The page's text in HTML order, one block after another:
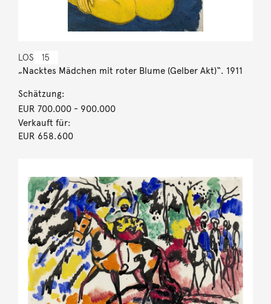
LOS 15
„Nacktes Mädchen mit roter Blume (Gelber Akt)“. 1911
Schätzung:
EUR 700.000- 900.000
Verkauft für:
EUR 658.600